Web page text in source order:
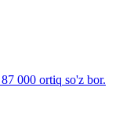
000 ortiq so'z bor.